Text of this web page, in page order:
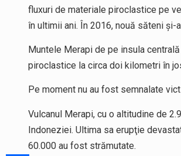
fluxuri de materiale piroclastice pe
în ultimii ani. În 2016, nouă săteni
Muntele Merapi de pe insula
piroclastice la circa doi kilometri în
Pe moment nu au fost semnalate
Vulcanul Merapi, cu o altitudine de
Indoneziei. Ultima sa erupţie
60.000 au fost strămutate.